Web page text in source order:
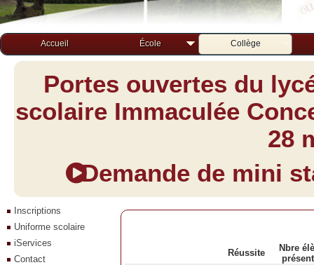
Accueil École Collège
Portes ouvertes du
scolaire Immaculée
28
Demande de mini
Inscriptions
Uniforme scolaire
iServices
Contact
Réussite
Nbre